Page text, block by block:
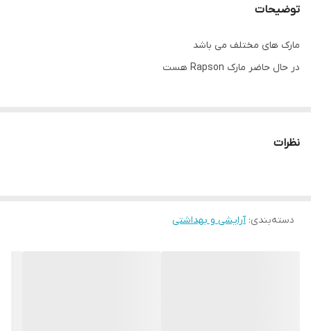
توضیحات
مارک های مختلف می باشد
در حال حاضر مارک Rapson هست
نظرات
دسته‌بندی:آرایشی و بهداشتی